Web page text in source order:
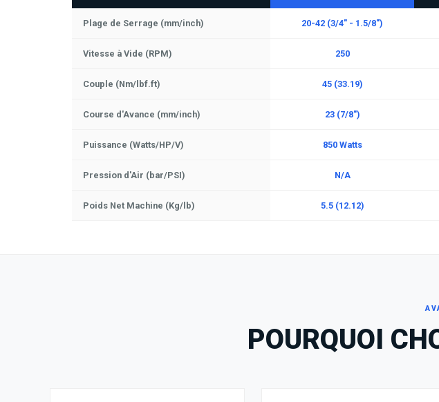
Plage de Serrage (mm/inch) 20-42 (3/4" - 1.5/8")
Vitesse à Vide (RPM) 250
Couple (Nm/lbf.ft) 45 (33.19)
Course d'Avance (mm/inch) 23 (7/8")
Puissance (Watts/HP/V) 850 Watts
Pression d'Air (bar/PSI) N/A
Poids Net Machine (Kg/lb) 5.5 (12.12)
POURQUOI